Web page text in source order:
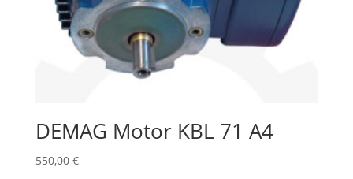
DEMAG Motor KBL 71 A4
550,00 €